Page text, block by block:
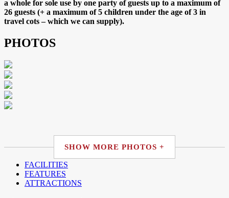
a whole for sole use by one party of guests up to a maximum of
26 guests (+ a maximum of 5 children under the age of 3 in
travel cots – which we can supply).
PHOTOS
SHOW MORE PHOTOS +
FACILITIES
FEATURES
ATTRACTIONS